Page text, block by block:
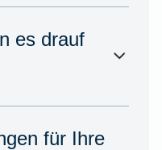
es drauf
für Ihre